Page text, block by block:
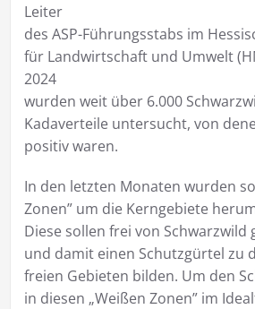
Leiter
des ASP-Führungsstabs im
für Landwirtschaft und Umwelt
2024
wurden weit über 6.000
Kadaverteile untersucht, von
positiv waren.
In den letzten Monaten wurden
Zonen” um die Kerngebiete
Diese sollen frei von Schwarzwild
und damit einen Schutzgürtel zu
freien Gebieten bilden. Um den
in diesen „Weißen Zonen” im